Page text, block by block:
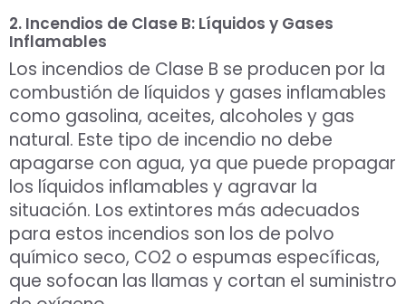
2. Incendios de Clase B: Líquidos y Gases
Inflamables
Los incendios de Clase B se producen por la
combustión de líquidos y gases inflamables
como gasolina, aceites, alcoholes y gas
natural. Este tipo de incendio no debe
apagarse con agua, ya que puede propagar
los líquidos inflamables y agravar la
situación. Los extintores más adecuados
para estos incendios son los de polvo
químico seco, CO2 o espumas específicas,
que sofocan las llamas y cortan el suministro